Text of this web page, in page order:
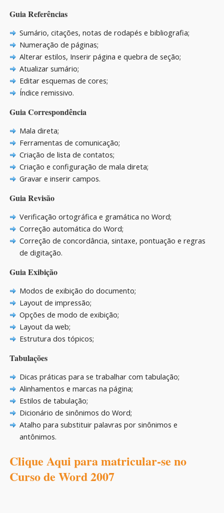
Guia Referências
Sumário, citações, notas de rodapés e bibliografia;
Numeração de páginas;
Alterar estilos, Inserir página e quebra de seção;
Atualizar sumário;
Editar esquemas de cores;
Índice remissivo.
Guia Correspondência
Mala direta;
Ferramentas de comunicação;
Criação de lista de contatos;
Criação e configuração de mala direta;
Gravar e inserir campos.
Guia Revisão
Verificação ortográfica e gramática no Word;
Correção automática do Word;
Correção de concordância, sintaxe, pontuação e regras
de digitação.
Guia Exibição
Modos de exibição do documento;
Layout de impressão;
Opções de modo de exibição;
Layout da web;
Estrutura dos tópicos;
Tabulações
Dicas práticas para se trabalhar com tabulação;
Alinhamentos e marcas na página;
Estilos de tabulação;
Dicionário de sinônimos do Word;
Atalho para substituir palavras por sinônimos e
antônimos.
Clique Aqui para matricular-se no
Curso de Word 2007